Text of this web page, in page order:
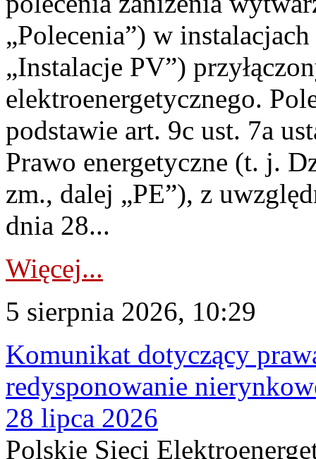
„Polecenia”) w
„Instalacje PV”)
elektroenergetycznego.
podstawie art. 9c ust. 7a
Prawo energetyczne (t. j.
zm., dalej „PE”), z
dnia 28...
Więcej...
5 sierpnia 2026, 10:29
Komunikat dotyczący
redysponowanie
28 lipca 2026
Polskie Sieci